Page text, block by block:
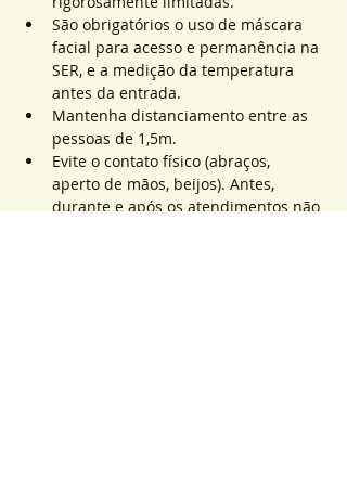
São obrigatórios o uso de máscara
facial para acesso e permanência na
SER, e a medição da temperatura
antes da entrada.
Mantenha distanciamento entre as
pessoas de 1,5m.
Evite o contato físico (abraços,
aperto de mãos, beijos). Antes,
durante e após os atendimentos não